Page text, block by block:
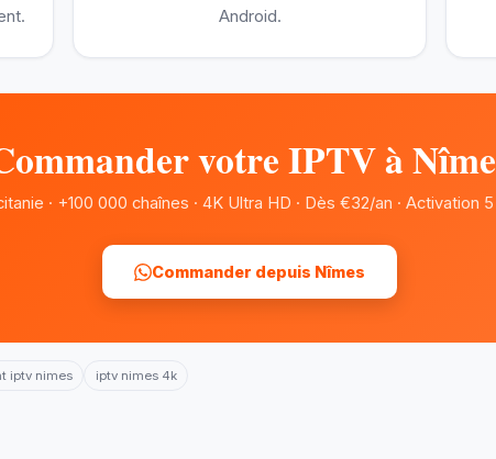
Android.
votre IPTV à
· +100 000 chaînes · 4K Ultra HD · Dès €32/an · Activation
Commander depuis Nîmes
iptv nimes iptv nimes 4k